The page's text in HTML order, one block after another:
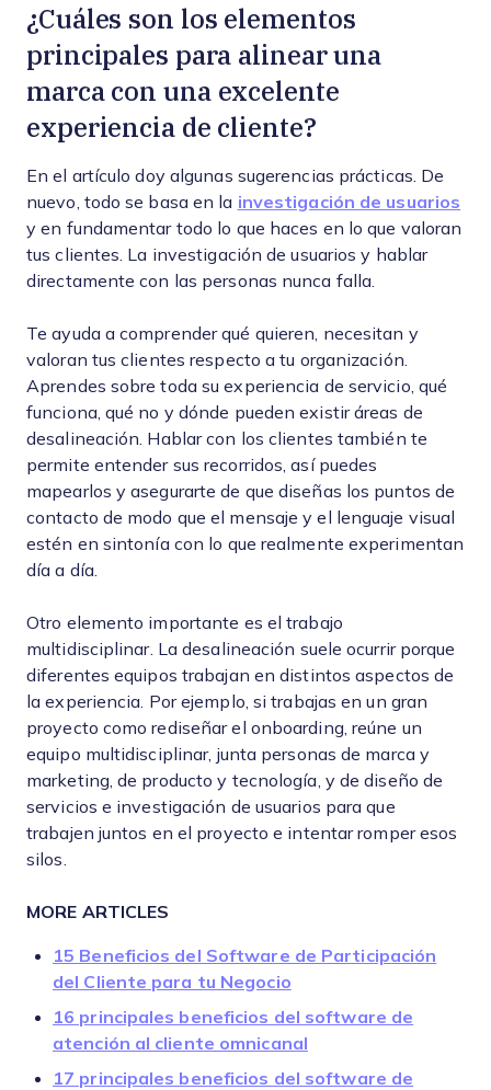
¿Cuáles son los elementos
principales para alinear una
marca con una excelente
experiencia de cliente?
En el artículo doy algunas sugerencias prácticas. De
nuevo, todo se basa en la investigación de usuarios
y en fundamentar todo lo que haces en lo que valoran
tus clientes. La investigación de usuarios y hablar
directamente con las personas nunca falla.
Te ayuda a comprender qué quieren, necesitan y
valoran tus clientes respecto a tu organización.
Aprendes sobre toda su experiencia de servicio, qué
funciona, qué no y dónde pueden existir áreas de
desalineación. Hablar con los clientes también te
permite entender sus recorridos, así puedes
mapearlos y asegurarte de que diseñas los puntos de
contacto de modo que el mensaje y el lenguaje visual
estén en sintonía con lo que realmente experimentan
día a día.
Otro elemento importante es el trabajo
multidisciplinar. La desalineación suele ocurrir porque
diferentes equipos trabajan en distintos aspectos de
la experiencia. Por ejemplo, si trabajas en un gran
proyecto como rediseñar el onboarding, reúne un
equipo multidisciplinar, junta personas de marca y
marketing, de producto y tecnología, y de diseño de
servicios e investigación de usuarios para que
trabajen juntos en el proyecto e intentar romper esos
silos.
MORE ARTICLES
15 Beneficios del Software de Participación
del Cliente para tu Negocio
16 principales beneficios del software de
atención al cliente omnicanal
17 principales beneficios del software de